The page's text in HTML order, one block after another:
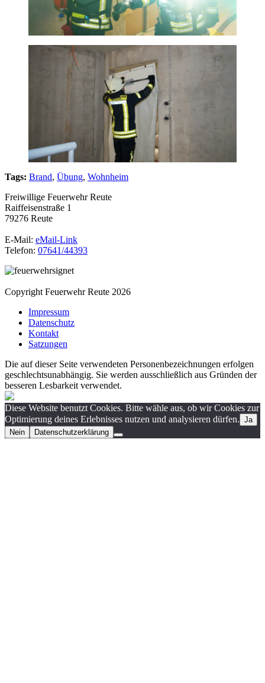
Tags: Brand, Übung, Wohnheim
Freiwillige Feuerwehr Reute
Raiffeisenstraße 1
79276 Reute
E-Mail: eMail-Link
Telefon: 07641/44393
Copyright Feuerwehr Reute 2026
Impressum
Datenschutz
Kontakt
Satzungen
Die auf dieser Seite verwendeten Personenbezeichnungen erfolgen
geschlechtsunabhängig. Sie werden ausschließlich aus Gründen der
besseren Lesbarkeit verwendet.
Diese Website benutzt Cookies. Bitte wähle aus, ob wir Cookies zur
Optimierung deines Erlebnisses nutzen und analysieren dürfen. Ja
Nein
Datenschutzerklärung